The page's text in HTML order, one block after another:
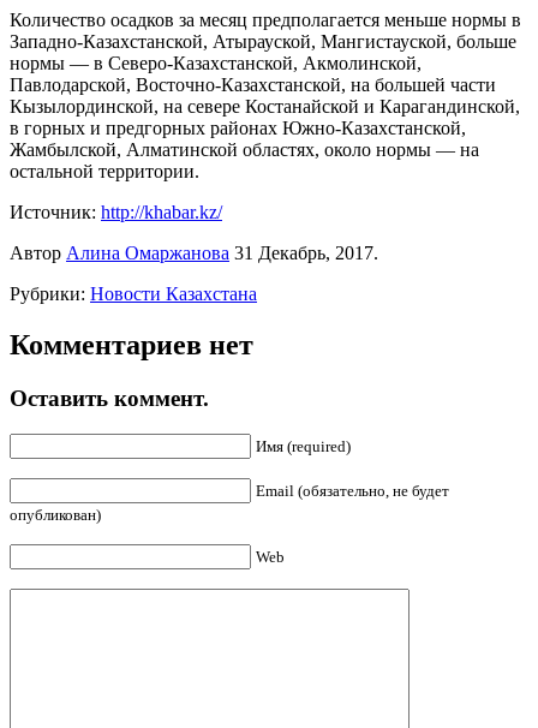
Количество осадков за месяц предполагается меньше нормы в
Западно-Казахстанской, Атырауской, Мангистауской, больше
нормы — в Северо-Казахстанской, Акмолинской,
Павлодарской, Восточно-Казахстанской, на большей части
Кызылординской, на севере Костанайской и Карагандинской,
в горных и предгорных районах Южно-Казахстанской,
Жамбылской, Алматинской областях, около нормы — на
остальной территории.
Источник: http://khabar.kz/
Автор Алина Омаржанова 31 Декабрь, 2017.
Рубрики: Новости Казахстана
Комментариев нет
Оставить коммент.
Имя (required)
Email (обязательно, не будет
опубликован)
Web